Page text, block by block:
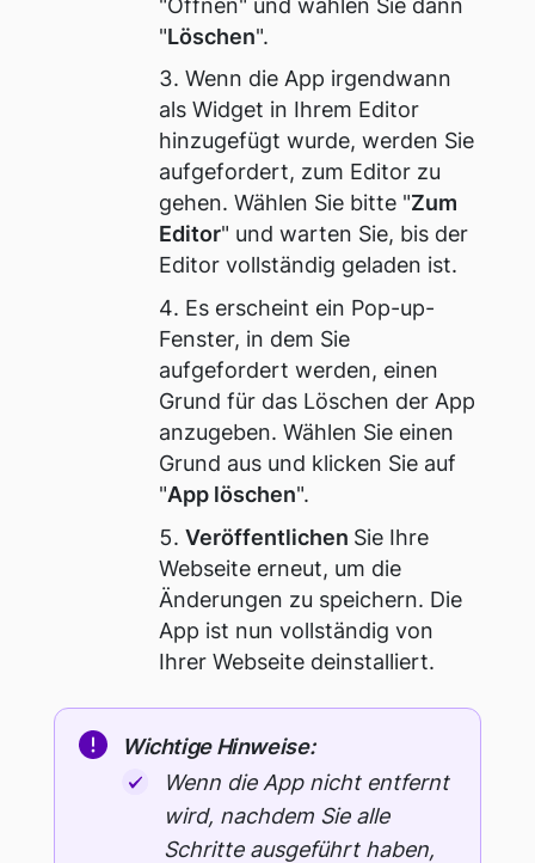
"Öffnen" und wählen Sie dann
"Löschen".
Wenn die App irgendwann
als Widget in Ihrem Editor
hinzugefügt wurde, werden Sie
aufgefordert, zum Editor zu
gehen. Wählen Sie bitte "Zum
Editor" und warten Sie, bis der
Editor vollständig geladen ist.
Es erscheint ein Pop-up-
Fenster, in dem Sie
aufgefordert werden, einen
Grund für das Löschen der App
anzugeben. Wählen Sie einen
Grund aus und klicken Sie auf
"App löschen".
Veröffentlichen Sie Ihre
Webseite erneut, um die
Änderungen zu speichern. Die
App ist nun vollständig von
Ihrer Webseite deinstalliert.
Wichtige Hinweise:
Wenn die App nicht entfernt
wird, nachdem Sie alle
Schritte ausgeführt haben,